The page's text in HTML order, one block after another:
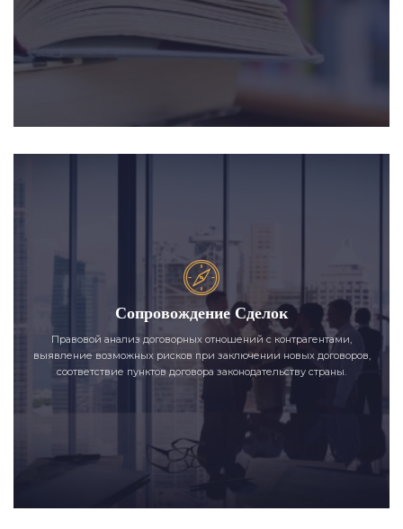
Сопровождение Сделок
Правовой анализ договорных отношений с контрагентами,
выявление возможных рисков при заключении новых договоров,
соответствие пунктов договора законодательству страны.